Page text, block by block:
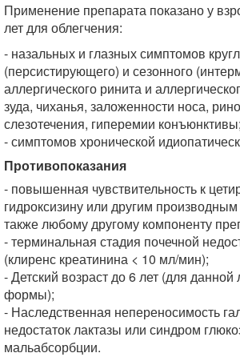
Применение препарата показано у
лет для облегчения:
- назальных и глазных симптомов
(персистирующего) и сезонного
аллергического ринита и
зуда, чиханья, заложенности носа,
слезотечения, гиперемии конъюнктивы;
- симптомов хронической
Противопоказания
- повышенная чувствительность к
гидроксизину или другим
также любому другому компоненту
- терминальная стадия почечной
(клиренс креатинина < 10 мл/мин);
- Детский возраст до 6 лет (для данной
формы);
- Наследственная непереносимость
недостаток лактазы или синдром
мальабсорбции.